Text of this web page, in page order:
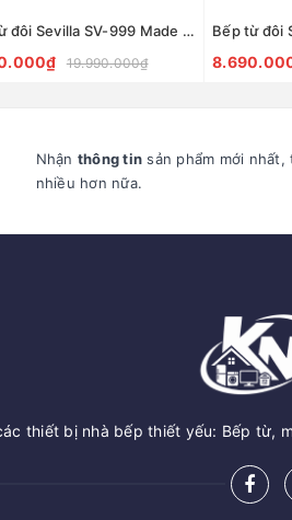
Bếp từ đôi Sevilla SV-999 Made in Malaysia
19.990.000₫
Nhận thông tin sản phẩm mới nhất,
nhiều hơn nữa.
thiết bị nhà bếp thiết yếu: Bếp từ,